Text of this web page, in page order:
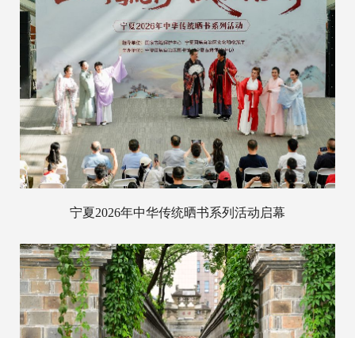
宁夏2026年中华传统晒书系列活动启幕